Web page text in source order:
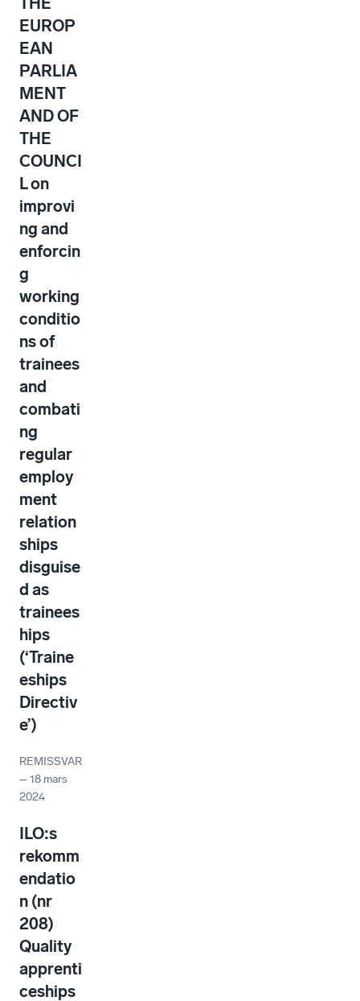
EUROP
EAN
PARLIA
MENT
AND OF
THE
COUNCI
L on
improvi
ng and
enforcin
g
working
conditio
ns of
trainees
and
combati
ng
regular
employ
ment
relation
ships
disguise
d as
trainees
hips
(‘Traine
eships
Directiv
e’)
REMISSVAR
–18 mars
2024
ILO:s
rekomm
endatio
n (nr
208)
Quality
apprenti
ceships